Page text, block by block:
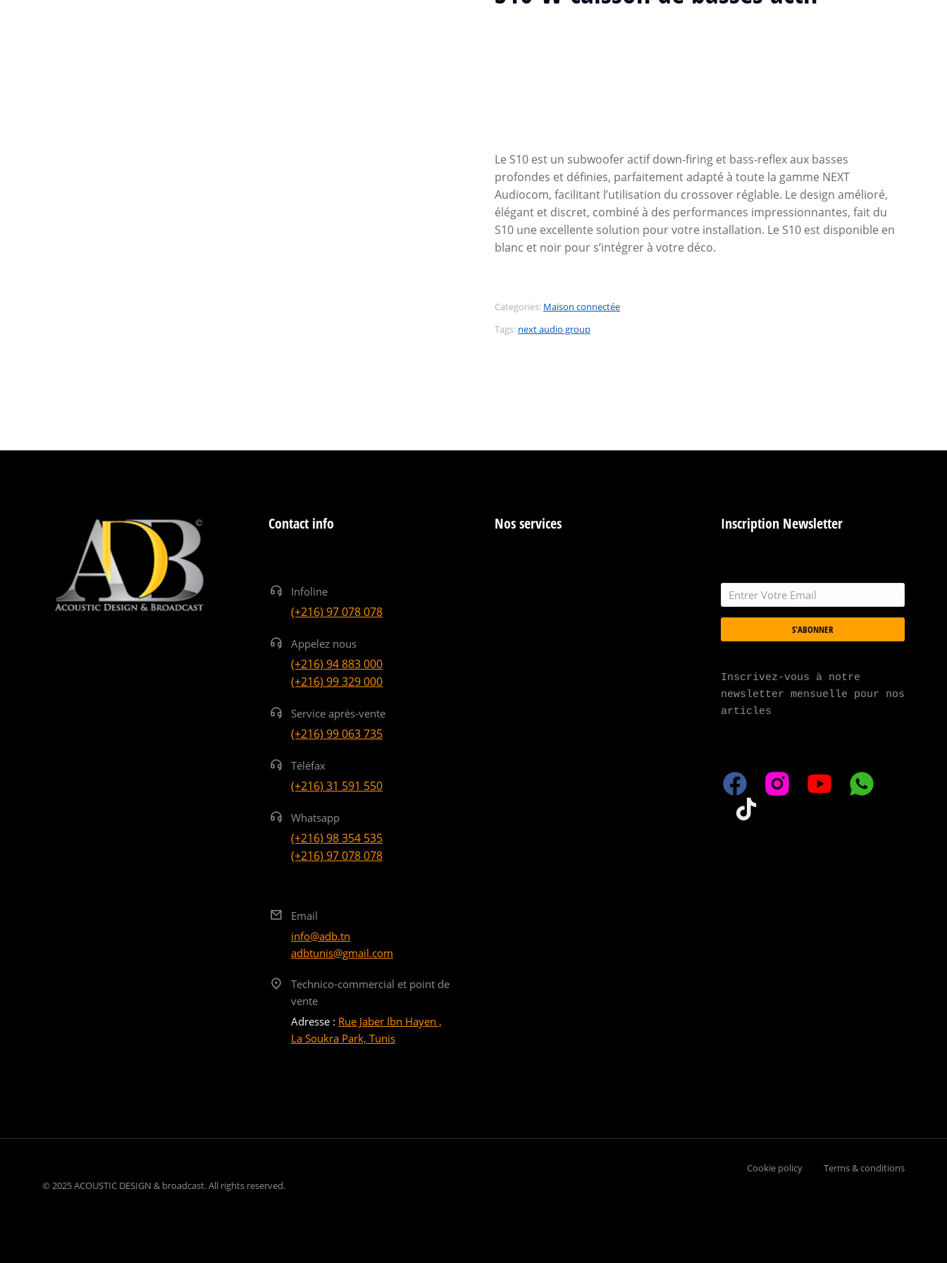
Le S10 est un subwoofer actif down-firing et bass-reflex aux basses
profondes et définies, parfaitement adapté à toute la gamme NEXT
Audiocom, facilitant l’utilisation du crossover réglable. Le design amélioré,
élégant et discret, combiné à des performances impressionnantes, fait du
S10 une excellente solution pour votre installation. Le S10 est disponible en
blanc et noir pour s’intégrer à votre déco.
Categories: Maison connectée
Tags: next audio group
Contact info
Infoline
(+216) 97 078 078
Appelez nous
(+216) 94 883 000
(+216) 99 329 000
Service après-vente
(+216) 99 063 735
Téléfax
(+216) 31 591 550
Whatsapp
(+216) 98 354 535
(+216) 97 078 078
Email
info@adb.tn
adbtunis@gmail.com
Technico-commercial et point de
vente
Adresse : Rue Jaber Ibn Hayen ,
La Soukra Park, Tunis
Nos services Inscription Newsletter
S'ABONNER
Inscrivez-vous à notre
newsletter mensuelle pour nos
articles
© 2025 ACOUSTIC DESIGN & broadcast. All rights reserved.
Cookie policy Terms & conditions